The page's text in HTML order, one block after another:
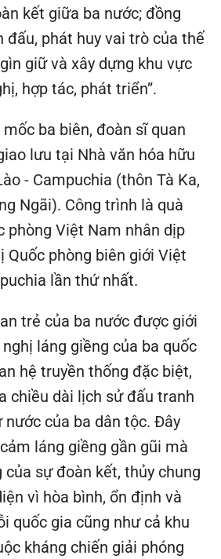
kết giữa ba nước; đồng
đấu, phát huy vai trò của thế
giữ và xây dựng khu vực
hợp tác, phát triển”.
ba biên, đoàn sĩ quan
lưu tại Nhà văn hóa hữu
- Campuchia (thôn Tà Ka,
Ngãi). Công trình là quà
phòng Việt Nam nhân dịp
Quốc phòng biên giới Việt
lần thứ nhất.
trẻ của ba nước được giới
láng giềng của ba quốc
hệ truyền thống đặc biệt,
chiều dài lịch sử đấu tranh
nước của ba dân tộc. Đây
láng giềng gần gũi mà
sự đoàn kết, thủy chung
vì hòa bình, ổn định và
quốc gia cũng như cả khu
kháng chiến giải phóng